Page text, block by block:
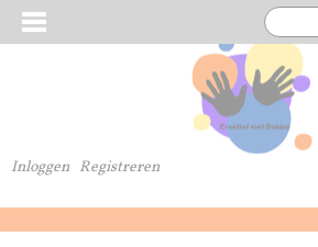
Inloggen Registreren